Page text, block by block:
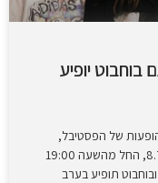
לוי ואגם בוחבוט יופיע
של הפסטיבל,
שיתפרש על פני יומיים בחודש הבא, ב-7.7 וב-8.7, החל מהשעה 19:00
תופיע בערב